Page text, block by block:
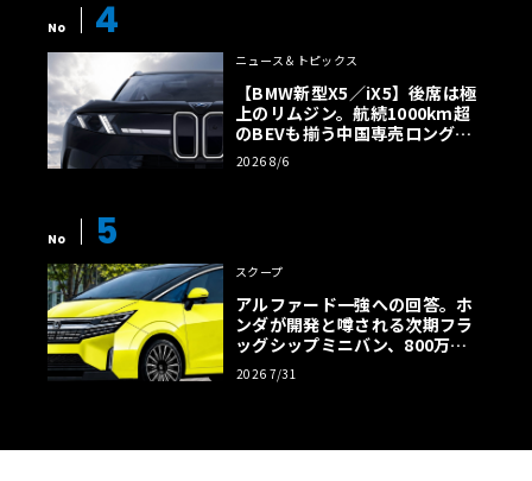
No 4
ニュース＆トピックス
【BMW新型X5／iX5】後席は極
上のリムジン。航続1000km超
のBEVも揃う中国専売ロング仕
様の全貌
2026 8/6
No 5
スクープ
アルファード一強への回答。ホ
ンダが開発と噂される次期フラ
ッグシップミニバン、800万円
超の勝算【予想CG】
2026 7/31